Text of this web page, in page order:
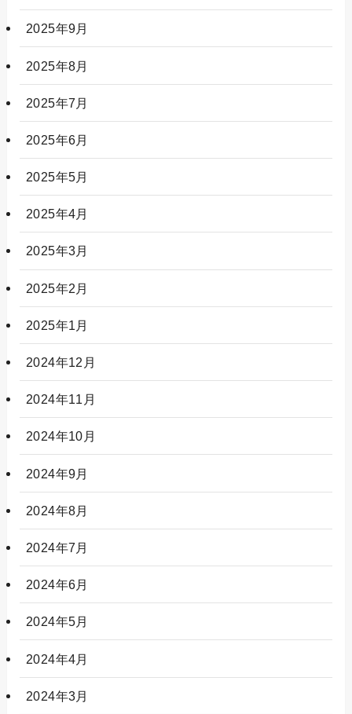
2025年9月
2025年8月
2025年7月
2025年6月
2025年5月
2025年4月
2025年3月
2025年2月
2025年1月
2024年12月
2024年11月
2024年10月
2024年9月
2024年8月
2024年7月
2024年6月
2024年5月
2024年4月
2024年3月